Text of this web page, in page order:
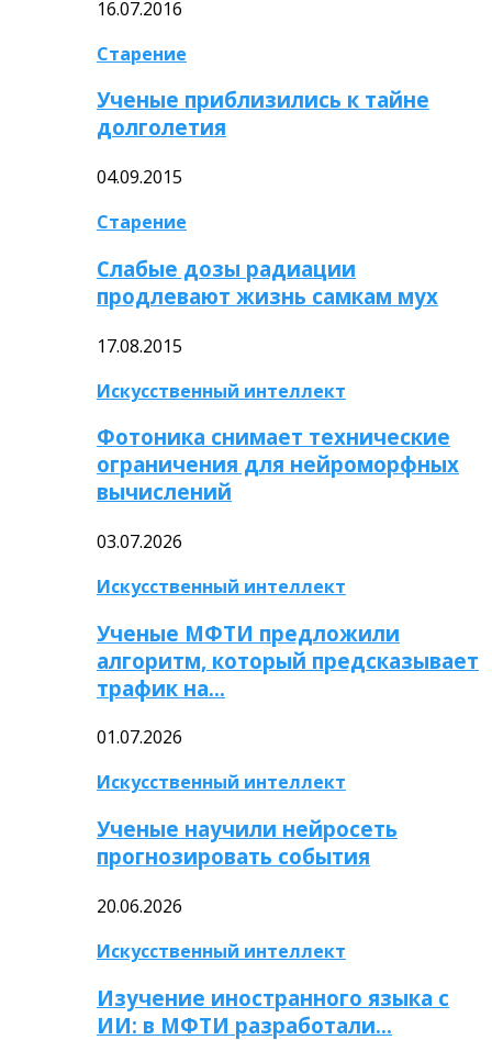
16.07.2016
Старение
Ученые приблизились к тайне
долголетия
04.09.2015
Старение
Слабые дозы радиации
продлевают жизнь самкам мух
17.08.2015
Искусственный интеллект
Фотоника снимает технические
ограничения для нейроморфных
вычислений
03.07.2026
Искусственный интеллект
Ученые МФТИ предложили
алгоритм, который предсказывает
трафик на…
01.07.2026
Искусственный интеллект
Ученые научили нейросеть
прогнозировать события
20.06.2026
Искусственный интеллект
Изучение иностранного языка с
ИИ: в МФТИ разработали…